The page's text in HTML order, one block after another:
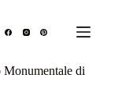
di